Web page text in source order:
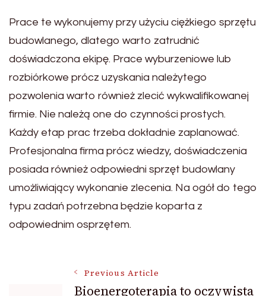
Prace te wykonujemy przy użyciu ciężkiego sprzętu
budowlanego, dlatego warto zatrudnić
doświadczona ekipę. Prace wyburzeniowe lub
rozbiórkowe prócz uzyskania należytego
pozwolenia warto również zlecić wykwalifikowanej
firmie. Nie należą one do czynności prostych.
Każdy etap prac trzeba dokładnie zaplanować.
Profesjonalna firma prócz wiedzy, doświadczenia
posiada również odpowiedni sprzęt budowlany
umożliwiający wykonanie zlecenia. Na ogół do tego
typu zadań potrzebna będzie koparta z
odpowiednim osprzętem.
Previous Article
Bioenergoterapia to oczywista